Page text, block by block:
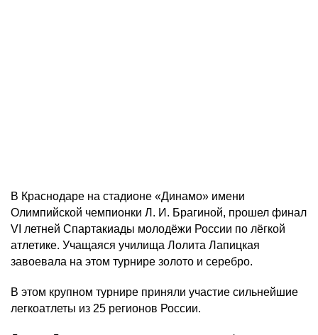
В Краснодаре на стадионе «Динамо» имени
Олимпийской чемпионки Л. И. Брагиной, прошел финал
VI летней Спартакиады молодёжи России по лёгкой
атлетике. Учащаяся училища Лолита Лапицкая
завоевала на этом турнире золото и серебро.
В этом крупном турнире приняли участие сильнейшие
легкоатлеты из 25 регионов России.